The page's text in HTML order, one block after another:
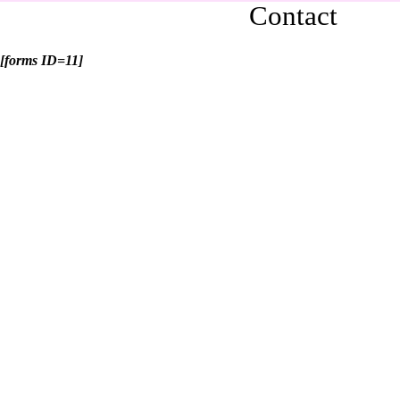
Contact
[forms ID=11]